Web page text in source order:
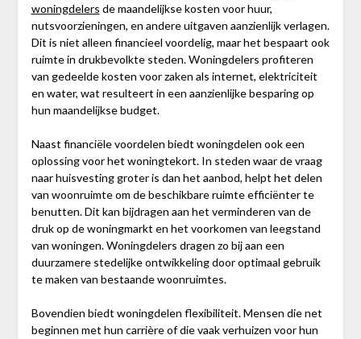
woningdelers de maandelijkse kosten voor huur,
nutsvoorzieningen, en andere uitgaven aanzienlijk verlagen.
Dit is niet alleen financieel voordelig, maar het bespaart ook
ruimte in drukbevolkte steden. Woningdelers profiteren
van gedeelde kosten voor zaken als internet, elektriciteit
en water, wat resulteert in een aanzienlijke besparing op
hun maandelijkse budget.
Naast financiële voordelen biedt woningdelen ook een
oplossing voor het woningtekort. In steden waar de vraag
naar huisvesting groter is dan het aanbod, helpt het delen
van woonruimte om de beschikbare ruimte efficiënter te
benutten. Dit kan bijdragen aan het verminderen van de
druk op de woningmarkt en het voorkomen van leegstand
van woningen. Woningdelers dragen zo bij aan een
duurzamere stedelijke ontwikkeling door optimaal gebruik
te maken van bestaande woonruimtes.
Bovendien biedt woningdelen flexibiliteit. Mensen die net
beginnen met hun carrière of die vaak verhuizen voor hun